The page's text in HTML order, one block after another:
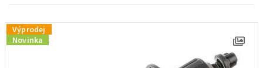
Výprodej
Novinka